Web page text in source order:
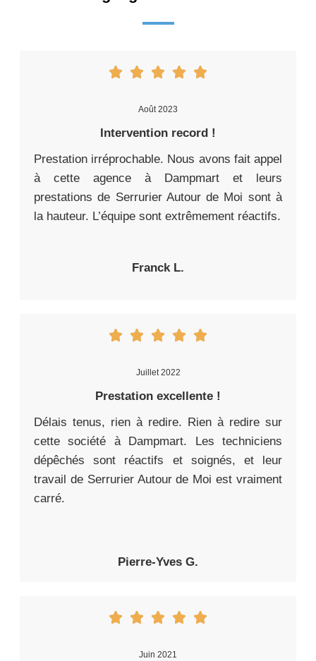
Août 2023
Intervention record !
Prestation irréprochable. Nous avons fait appel
à cette agence à Dampmart et leurs
prestations de Serrurier Autour de Moi sont à
la hauteur. L’équipe sont extrêmement réactifs.
Franck L.
Juillet 2022
Prestation excellente !
Délais tenus, rien à redire. Rien à redire sur
cette société à Dampmart. Les techniciens
dépêchés sont réactifs et soignés, et leur
travail de Serrurier Autour de Moi est vraiment
carré.
Pierre-Yves G.
Juin 2021